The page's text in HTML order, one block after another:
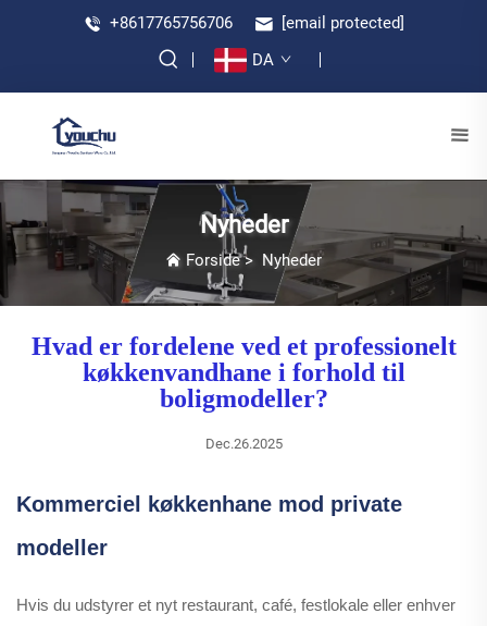
+8617765756706
[email protected]
DA
Nyheder
Forside> Nyheder
Hvad er fordelene ved et professionelt
køkkenvandhane i forhold til
boligmodeller?
Dec.26.2025
Kommerciel køkkenhane mod private
modeller
Hvis du udstyrer et nyt restaurant, café, festlokale eller enhver